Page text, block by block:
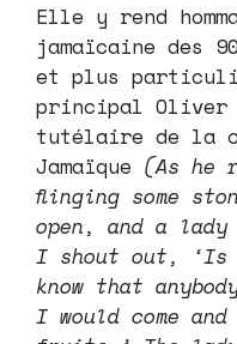
Elle y rend
jamaïcaine des
et plus
principal Oliver
tutélaire de la
Jamaïque (As he
flinging some
open, and a lady
I shout out, ‘Is
know that
I would come